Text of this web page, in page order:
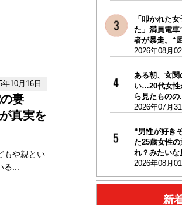
年10月16日
妻
真実を
もや親とい
...
「叩かれた
た」満員電車
者が暴走。“
2026年08月02
ある朝、玄関
い…20代女性
ら見たものの
2026年07月31
“男性が好き
た25歳女性
れ？みたいな
2026年08月01
新